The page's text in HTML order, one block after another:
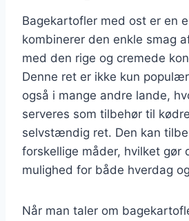
Bagekartofler med ost er en
kombinerer den enkle smag
med den rige og cremede
Denne ret er ikke kun
også i mange andre lande,
serveres som tilbehør til
selvstændig ret. Den kan
forskellige måder, hvilket gør
mulighed for både hverdag
Når man taler om